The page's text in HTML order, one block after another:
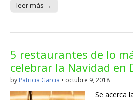
leer más →
5 restaurantes de lo
celebrar la Navidad en
by Patricia Garcia • octubre 9, 2018
Se acerca